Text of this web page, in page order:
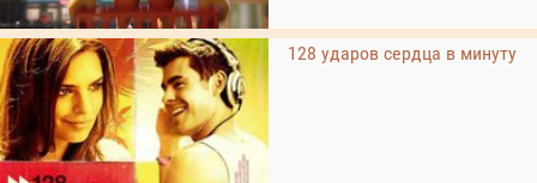
128 ударов сердца в минуту